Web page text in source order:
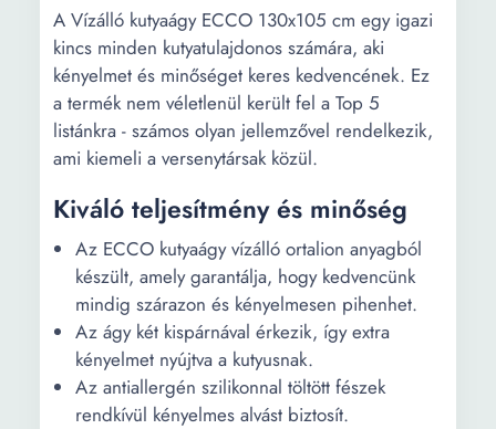
A Vízálló kutyaágy ECCO 130x105 cm egy igazi
kincs minden kutyatulajdonos számára, aki
kényelmet és minőséget keres kedvencének. Ez
a termék nem véletlenül került fel a Top 5
listánkra - számos olyan jellemzővel rendelkezik,
ami kiemeli a versenytársak közül.
Kiváló teljesítmény és minőség
Az ECCO kutyaágy vízálló ortalion anyagból
készült, amely garantálja, hogy kedvencünk
mindig szárazon és kényelmesen pihenhet.
Az ágy két kispárnával érkezik, így extra
kényelmet nyújtva a kutyusnak.
Az antiallergén szilikonnal töltött fészek
rendkívül kényelmes alvást biztosít.